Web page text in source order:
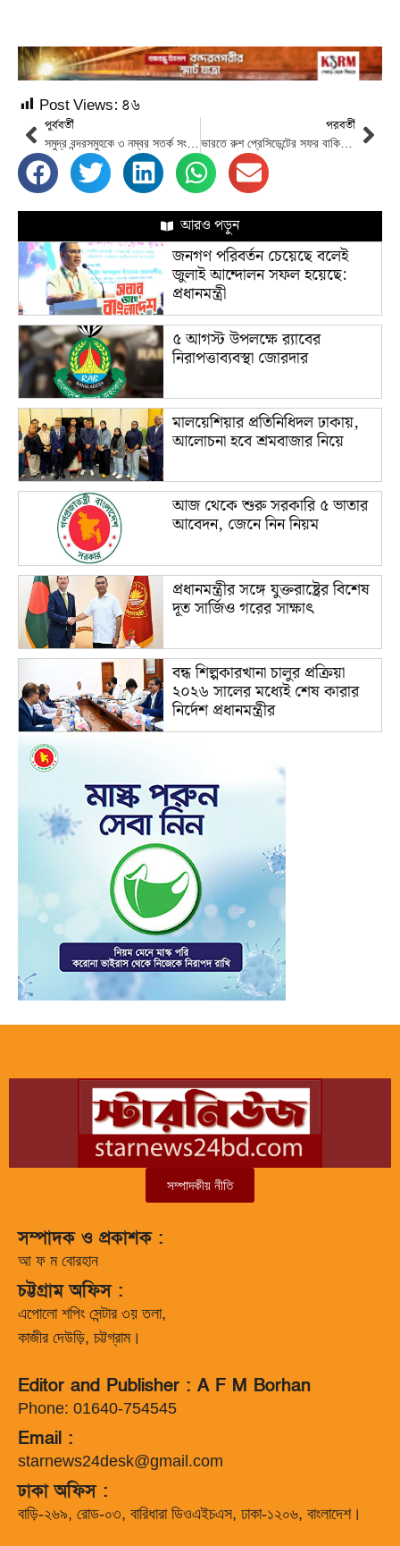
Post Views: ৪৬
পূর্ববর্তী পরবর্তী
ভারতে রুশ প্রেসিডেন্টের সফর বাকি বিশ্বকে কী বার্তা দিচ্ছে?
আরও পড়ুন
জনগণ পরিবর্তন চেয়েছে বলেই
জুলাই আন্দোলন সফল হয়েছে:
প্রধানমন্ত্রী
৫ আগস্ট উপলক্ষে র‌্যাবের
নিরাপত্তাব্যবস্থা জোরদার
মালয়েশিয়ার প্রতিনিধিদল ঢাকায়,
আলোচনা হবে শ্রমবাজার নিয়ে
আজ থেকে শুরু সরকারি ৫ ভাতার
আবেদন, জেনে নিন নিয়ম
প্রধানমন্ত্রীর সঙ্গে যুক্তরাষ্ট্রের বিশেষ
দূত সার্জিও গরের সাক্ষাৎ
বন্ধ শিল্পকারখানা চালুর প্রক্রিয়া
২০২৬ সালের মধ্যেই শেষ কারার
নির্দেশ প্রধানমন্ত্রীর
সম্পাদকীয় নীতি
সম্পাদক ও প্রকাশক :
আ ফ ম বোরহান
চট্টগ্রাম অফিস :
এপোলো শপিং সেন্টার ৩য় তলা,
কাজীর দেউড়ি, চট্টগ্রাম।
Editor and Publisher : A F M Borhan
Phone: 01640-754545
Email :
starnews24desk@gmail.com
ঢাকা অফিস :
বাড়ি-২৬৯, রোড-০৩, বারিধারা ডিওএইচএস, ঢাকা-১২০৬, বাংলাদেশ।